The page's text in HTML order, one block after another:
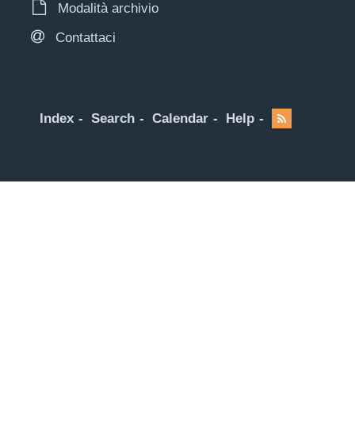
Modalità archivio
Contattaci
Index Search Calendar Help